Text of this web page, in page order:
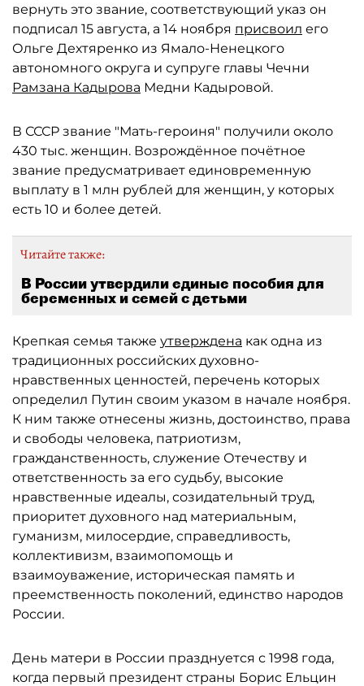
вернуть это звание, соответствующий указ он
подписал 15 августа, а 14 ноября присвоил его
Ольге Дехтяренко из Ямало-Ненецкого
автономного округа и супруге главы Чечни
Рамзана Кадырова Медни Кадыровой.
В СССР звание "Мать-героиня" получили около
430 тыс. женщин. Возрождённое почётное
звание предусматривает единовременную
выплату в 1 млн рублей для женщин, у которых
есть 10 и более детей.
Читайте также:
В России утвердили единые пособия для
беременных и семей с детьми
Крепкая семья также утверждена как одна из
традиционных российских духовно-
нравственных ценностей, перечень которых
определил Путин своим указом в начале ноября.
К ним также отнесены жизнь, достоинство, права
и свободы человека, патриотизм,
гражданственность, служение Отечеству и
ответственность за его судьбу, высокие
нравственные идеалы, созидательный труд,
приоритет духовного над материальным,
гуманизм, милосердие, справедливость,
коллективизм, взаимопомощь и
взаимоуважение, историческая память и
преемственность поколений, единство народов
России.
День матери в России празднуется с 1998 года,
когда первый президент страны Борис Ельцин